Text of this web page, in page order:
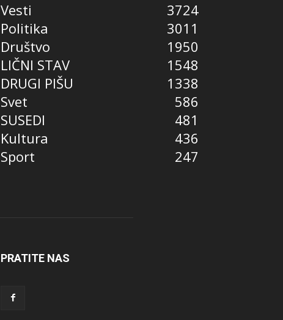
Vesti
3724
Politika
3011
Društvo
1950
LIČNI STAV
1548
DRUGI PIŠU
1338
Svet
586
SUSEDI
481
Kultura
436
Sport
247
PRATITE NAS